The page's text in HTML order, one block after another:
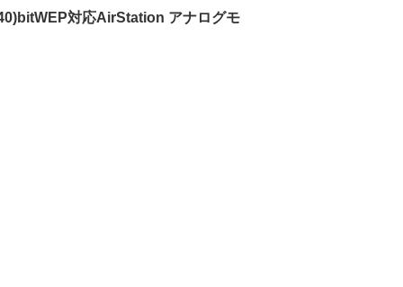
対応AirStation アナログモ